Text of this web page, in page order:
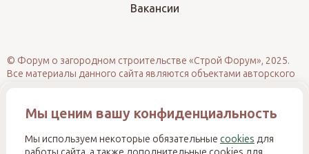
Вакансии
© Форум о загородном строительстве «Строй Форум», 2025.
Все материалы данного сайта являются объектами авторского
сайтах и ресурсах в Интернете) или иное использование
правообладателя. При полном или частичном использовании
Мы ценим вашу конфиденциальность
Мы используем некоторые обязательные cookies для